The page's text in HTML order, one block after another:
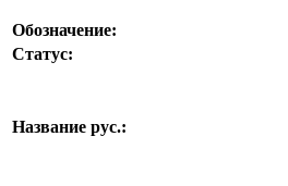
Обозначение:
Статус:
Название рус.: